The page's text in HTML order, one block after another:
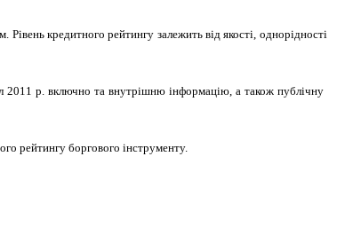
кредитного рейтингу залежить від якості, однорідності
2011 р. включно та внутрішню інформацію, а також публічну
рейтингу боргового інструменту.